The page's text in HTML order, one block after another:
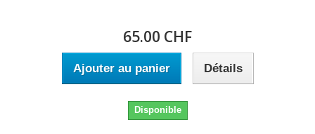
65.00 CHF
Ajouter au panier Détails
Disponible